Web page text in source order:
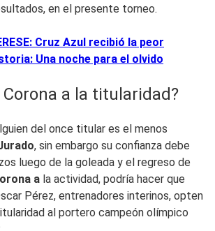
en el presente torneo.
Cruz Azul recibió la peor
Una noche para el olvido
Corona a la titularidad?
del once titular es el menos
, sin embargo su confianza debe
luego de la goleada y el regreso de
a la actividad, podría hacer que
Pérez, entrenadores interinos, opten
al portero campeón olímpico